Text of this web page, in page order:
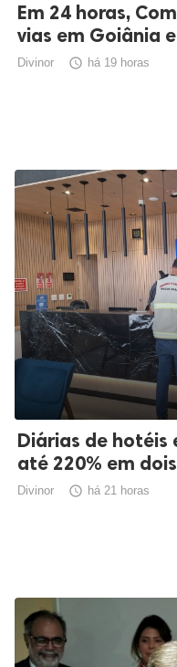
Em 24 horas,
vias em Goiânia
Divinor  há 19 horas
Diárias de hotéis
até 220% em
Divinor  há 21 horas